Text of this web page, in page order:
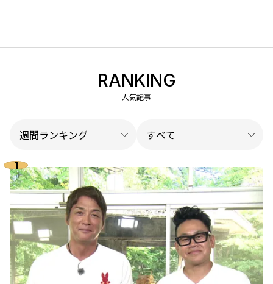
RANKING
人気記事